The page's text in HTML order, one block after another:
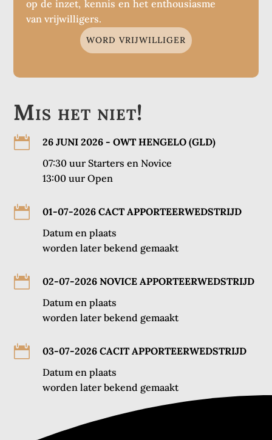
op de inzet, kennis en het enthousiasme
van vrijwilligers.
WORD VRIJWILLIGER
Mis het niet!

26 JUNI 2026 - OWT HENGELO (GLD)
07:30 uur Starters en Novice
13:00 uur Open

01-07-2026 CACT APPORTEERWEDSTRIJD
Datum en plaats
worden later bekend gemaakt

02-07-2026 NOVICE APPORTEERWEDSTRIJD
Datum en plaats
worden later bekend gemaakt

03-07-2026 CACIT APPORTEERWEDSTRIJD
Datum en plaats
worden later bekend gemaakt